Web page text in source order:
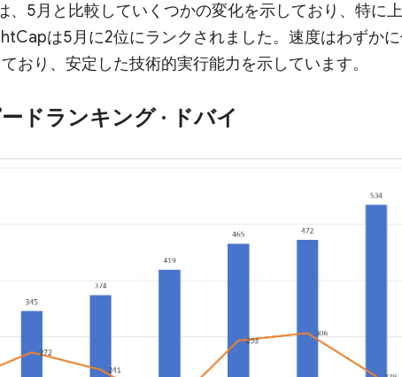
、5月と比較していくつかの変化を示しており、特に
は5月に2位にランクされました。速度はわずか
おり、安定した技術的実行能力を示しています。
ドランキング · ドバイ